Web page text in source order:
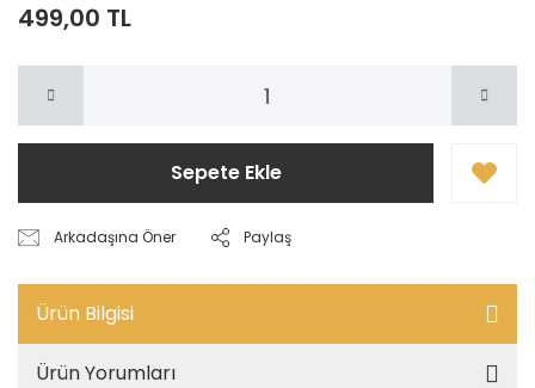
499,00 TL
Sepete Ekle
Arkadaşına Öner Paylaş
Ürün Bilgisi
Ürün Yorumları